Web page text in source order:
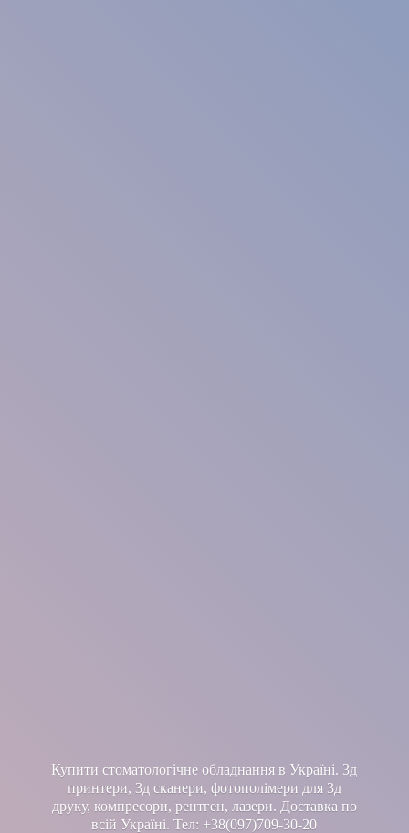
Купити стоматологічне обладнання в Україні. 3д
принтери, 3д сканери, фотополімери для 3д
друку, компресори, рентген, лазери. Доставка по
всій Україні. Тел: +38(097)709-30-20